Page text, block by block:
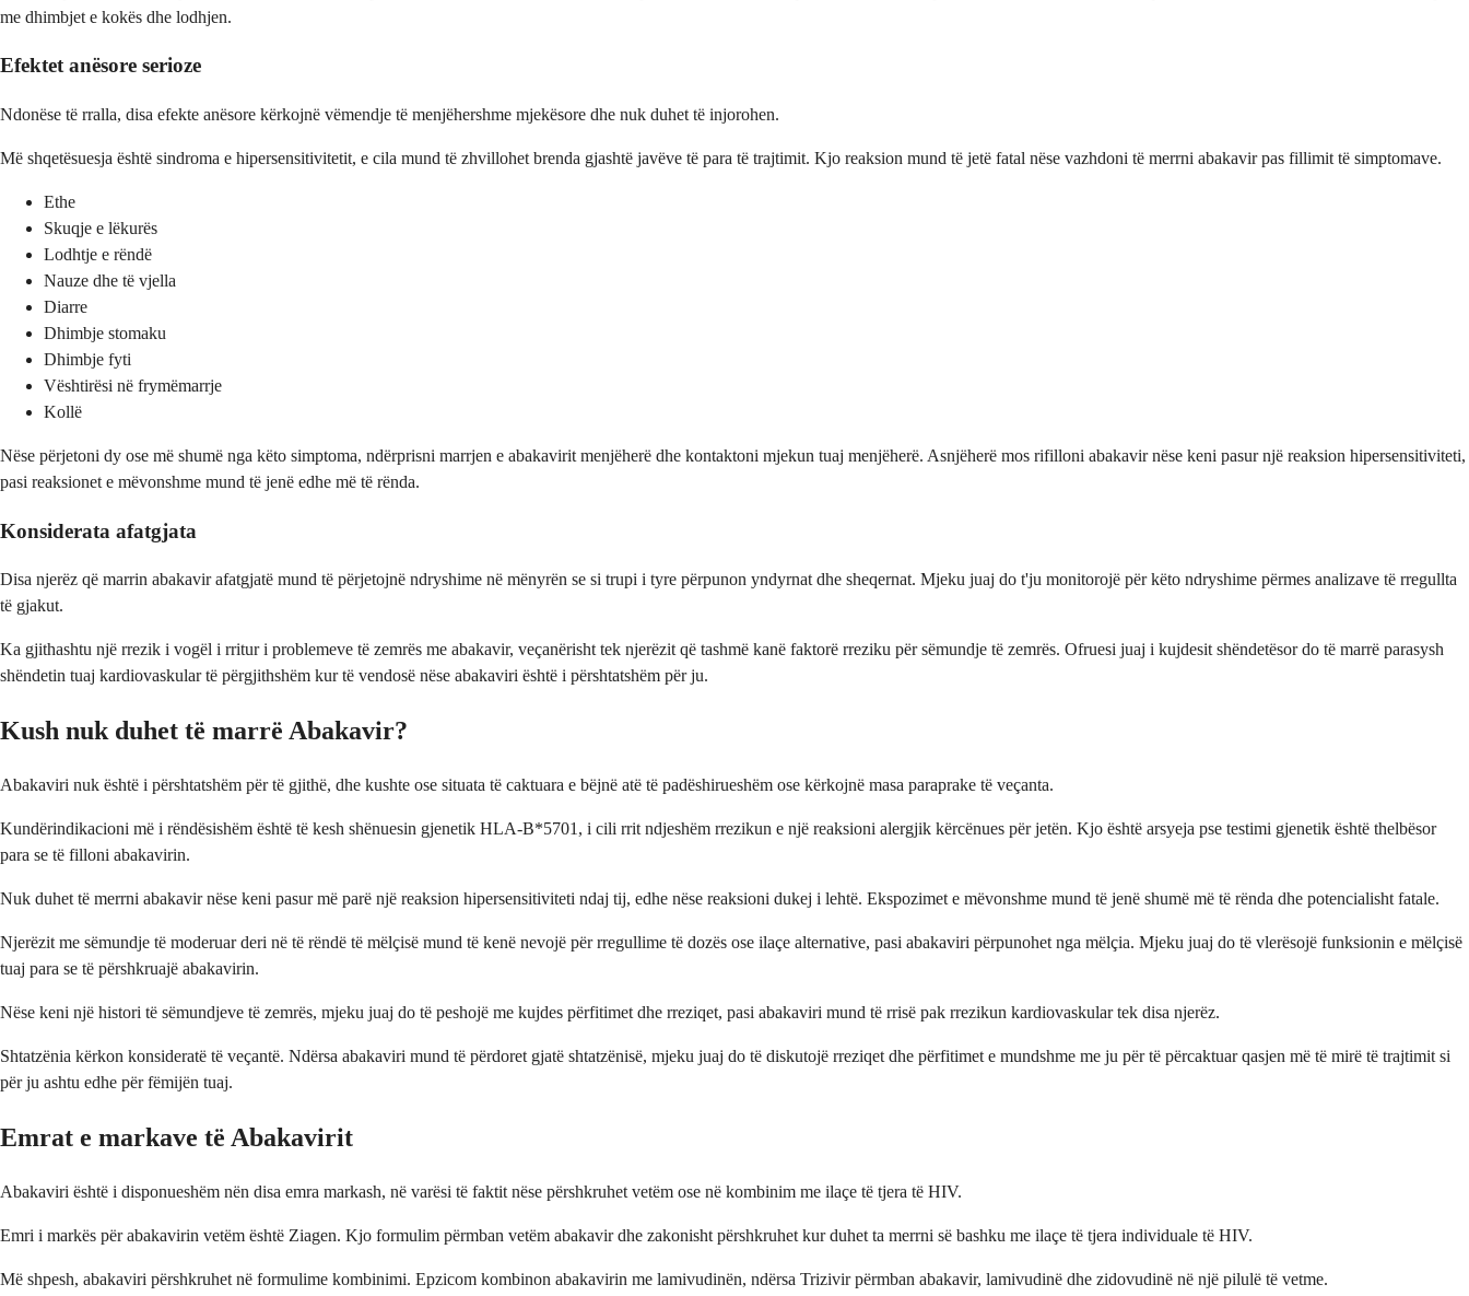
me dhimbjet e kokës dhe lodhjen.
Efektet anësore serioze
Ndonëse të rralla, disa efekte anësore kërkojnë vëmendje të menjëhershme mjekësore dhe nuk duhet të injorohen.
Më shqetësuesja është sindroma e hipersensitivitetit, e cila mund të zhvillohet brenda gjashtë javëve të para të trajtimit. Kjo reaksion mund të jetë fatal nëse vazhdoni të merrni abakavir pas fillimit të simptomave.
Ethe
Skuqje e lëkurës
Lodhtje e rëndë
Nauze dhe të vjella
Diarre
Dhimbje stomaku
Dhimbje fyti
Vështirësi në frymëmarrje
Kollë
Nëse përjetoni dy ose më shumë nga këto simptoma, ndërprisni marrjen e abakavirit menjëherë dhe kontaktoni mjekun tuaj menjëherë. Asnjëherë mos rifilloni abakavir nëse keni pasur një reaksion hipersensitiviteti,
pasi reaksionet e mëvonshme mund të jenë edhe më të rënda.
Konsiderata afatgjata
Disa njerëz që marrin abakavir afatgjatë mund të përjetojnë ndryshime në mënyrën se si trupi i tyre përpunon yndyrnat dhe sheqernat. Mjeku juaj do t'ju monitorojë për këto ndryshime përmes analizave të rregullta
të gjakut.
Ka gjithashtu një rrezik i vogël i rritur i problemeve të zemrës me abakavir, veçanërisht tek njerëzit që tashmë kanë faktorë rreziku për sëmundje të zemrës. Ofruesi juaj i kujdesit shëndetësor do të marrë parasysh
shëndetin tuaj kardiovaskular të përgjithshëm kur të vendosë nëse abakaviri është i përshtatshëm për ju.
Kush nuk duhet të marrë Abakavir?
Abakaviri nuk është i përshtatshëm për të gjithë, dhe kushte ose situata të caktuara e bëjnë atë të padëshirueshëm ose kërkojnë masa paraprake të veçanta.
Kundërindikacioni më i rëndësishëm është të kesh shënuesin gjenetik HLA-B*5701, i cili rrit ndjeshëm rrezikun e një reaksioni alergjik kërcënues për jetën. Kjo është arsyeja pse testimi gjenetik është thelbësor
para se të filloni abakavirin.
Nuk duhet të merrni abakavir nëse keni pasur më parë një reaksion hipersensitiviteti ndaj tij, edhe nëse reaksioni dukej i lehtë. Ekspozimet e mëvonshme mund të jenë shumë më të rënda dhe potencialisht fatale.
Njerëzit me sëmundje të moderuar deri në të rëndë të mëlçisë mund të kenë nevojë për rregullime të dozës ose ilaçe alternative, pasi abakaviri përpunohet nga mëlçia. Mjeku juaj do të vlerësojë funksionin e mëlçisë
tuaj para se të përshkruajë abakavirin.
Nëse keni një histori të sëmundjeve të zemrës, mjeku juaj do të peshojë me kujdes përfitimet dhe rreziqet, pasi abakaviri mund të rrisë pak rrezikun kardiovaskular tek disa njerëz.
Shtatzënia kërkon konsideratë të veçantë. Ndërsa abakaviri mund të përdoret gjatë shtatzënisë, mjeku juaj do të diskutojë rreziqet dhe përfitimet e mundshme me ju për të përcaktuar qasjen më të mirë të trajtimit si
për ju ashtu edhe për fëmijën tuaj.
Emrat e markave të Abakavirit
Abakaviri është i disponueshëm nën disa emra markash, në varësi të faktit nëse përshkruhet vetëm ose në kombinim me ilaçe të tjera të HIV.
Emri i markës për abakavirin vetëm është Ziagen. Kjo formulim përmban vetëm abakavir dhe zakonisht përshkruhet kur duhet ta merrni së bashku me ilaçe të tjera individuale të HIV.
Më shpesh, abakaviri përshkruhet në formulime kombinimi. Epzicom kombinon abakavirin me lamivudinën, ndërsa Trizivir përmban abakavir, lamivudinë dhe zidovudinë në një pilulë të vetme.